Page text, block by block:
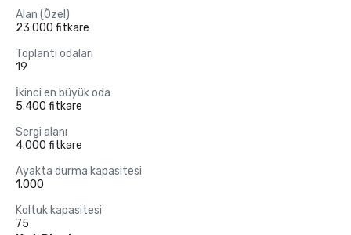
Alan (Özel)
23.000 fitkare
Toplantı odaları
19
İkinci en büyük oda
5.400 fitkare
Sergi alanı
4.000 fitkare
Ayakta durma kapasitesi
1.000
Koltuk kapasitesi
75